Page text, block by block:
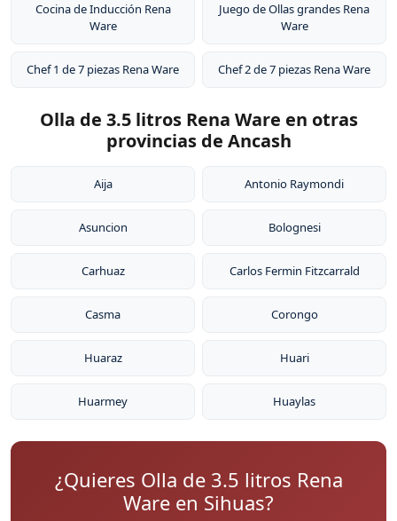
Cocina de Inducción Rena
Ware
Juego de Ollas grandes Rena
Ware
Chef 1 de 7 piezas Rena Ware Chef 2 de 7 piezas Rena Ware
Olla de 3.5 litros Rena Ware en otras
provincias de Ancash
Aija Antonio Raymondi
Asuncion Bolognesi
Carhuaz Carlos Fermin Fitzcarrald
Casma Corongo
Huaraz Huari
Huarmey Huaylas
¿Quieres Olla de 3.5 litros Rena
Ware en Sihuas?